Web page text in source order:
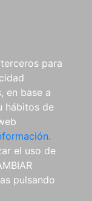
para
en base a
hábitos de
el uso de
pulsando